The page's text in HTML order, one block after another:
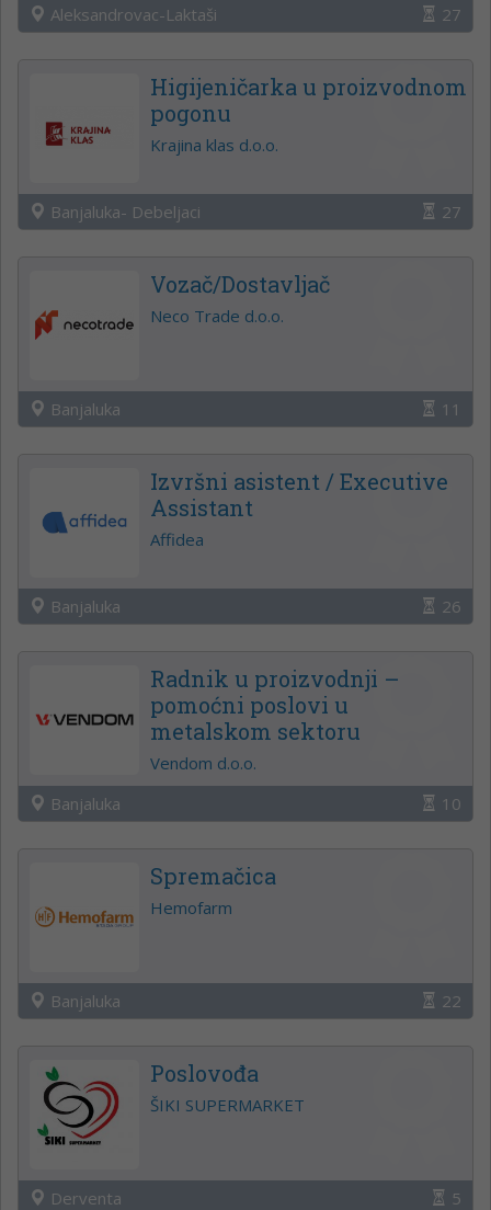
Aleksandrovac-Laktaši 27
Higijeničarka u proizvodnom
pogonu
Krajina klas d.o.o.
Banjaluka- Debeljaci 27
Vozač/Dostavljač
Neco Trade d.o.o.
Banjaluka 11
Izvršni asistent / Executive
Assistant
Affidea
Banjaluka 26
Radnik u proizvodnji –
pomoćni poslovi u
metalskom sektoru
Vendom d.o.o.
Banjaluka
10
Spremačica
Hemofarm
Banjaluka 22
Poslovođa
ŠIKI SUPERMARKET
Derventa 5